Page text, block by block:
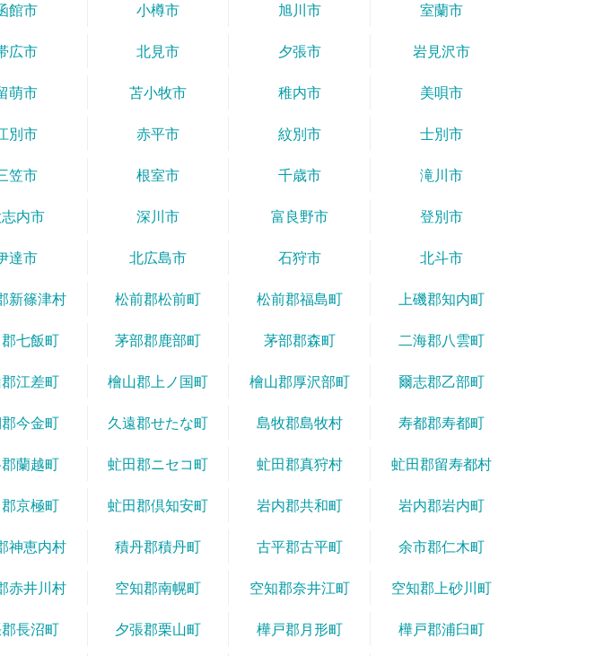
館市 小樽市 旭川市 室蘭市
広市 北見市 夕張市 岩見沢市
萌市 苫小牧市 稚内市 美唄市
別市 赤平市 紋別市 士別市
笠市 根室市 千歳市 滝川市
内市 深川市 富良野市 登別市
達市 北広島市 石狩市 北斗市
新篠津村 松前郡松前町 松前郡福島町 上磯郡知内町
七飯町 茅部郡鹿部町 茅部郡森町 二海郡八雲町
江差町 檜山郡上ノ国町 檜山郡厚沢部町 爾志郡乙部町
今金町 久遠郡せたな町 島牧郡島牧村 寿都郡寿都町
蘭越町 虻田郡ニセコ町 虻田郡真狩村 虻田郡留寿都村
京極町 虻田郡倶知安町 岩内郡共和町 岩内郡岩内町
神恵内村 積丹郡積丹町 古平郡古平町 余市郡仁木町
赤井川村 空知郡南幌町 空知郡奈井江町 空知郡上砂川町
長沼町 夕張郡栗山町 樺戸郡月形町 樺戸郡浦臼町